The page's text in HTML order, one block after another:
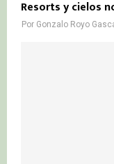
Resorts y cielos
Por Gonzalo Royo